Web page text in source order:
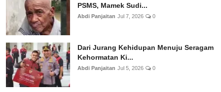
PSMS, Mamek Sudi...
Abdi Panjaitan Jul 7, 2026 0
Dari Jurang Kehidupan Menuju Seragam
Kehormatan Ki...
Abdi Panjaitan Jul 5, 2026 0